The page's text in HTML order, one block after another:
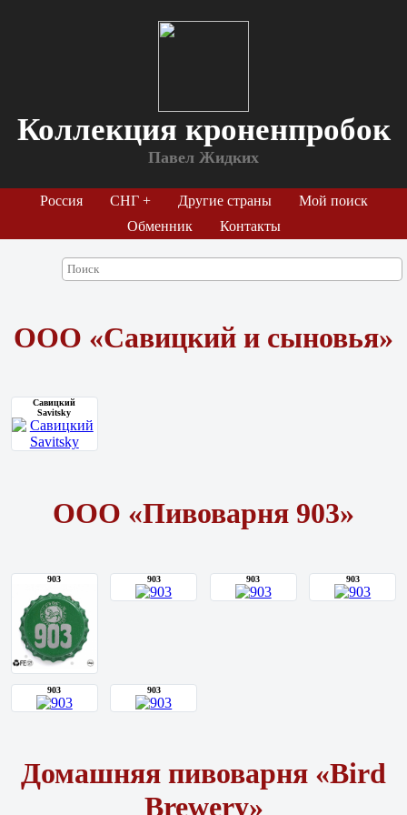
Коллекция кроненпробок
Павел Жидких
Россия СНГ + Другие страны
Мой поиск
Обменник
Контакты
ООО «Савицкий и cыновья»
Савицкий
Savitsky
ООО «Пивоварня 903»
903 903 903 903
903 903
Домашняя пивоварня «Bird
Brewery»